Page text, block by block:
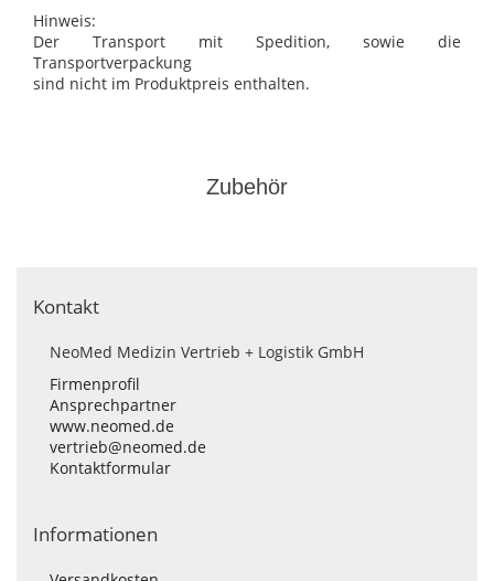
Hinweis:
Der Transport mit Spedition, sowie die
Transportverpackung
sind nicht im Produktpreis enthalten.
Zubehör
Kontakt
NeoMed Medizin Vertrieb + Logistik GmbH
Firmenprofil
Ansprechpartner
www.neomed.de
vertrieb@neomed.de
Kontaktformular
Informationen